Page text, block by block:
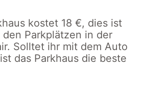
kostet 18 €, dies ist
Parkplätzen in der
Solltet ihr mit dem Auto
das Parkhaus die beste